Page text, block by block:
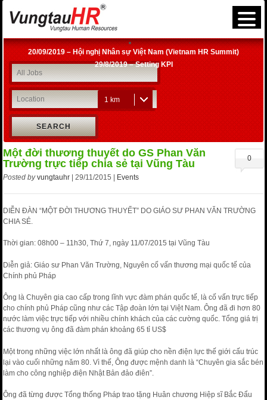
20/09/2019 – Hội nghị Nhân sự Việt Nam (Vietnam HR Summit)
29/8/2019 – Setting KPI
28/06/2019 – Hội thảo “Coaching for Development” – VungtauHR
Chương trình “Thế hệ tiếp nối – GenNext” mùa hè 2019 tại Vũng Tàu
12/04/2019 – Chia sẻ an toàn và tham quan nhà máy BLUESCOPE
Petro1 – Petroleum Engineering For Other Disciplines (Vietnam-2019)
Khóa đào tạo nghiệp vụ đấu thầu qua mạng – 28 & 29/05/2022
27/12/2019 | Xử lý kỷ luật lao động và trách nhiệm vật chất | VNHR Vung
Tau
1 km
SEARCH
0
Một đời thương thuyết do GS Phan Văn
Trường trực tiếp chia sẻ tại Vũng Tàu
Posted by vungtauhr | 29/11/2015 | Events
DIỄN ĐÀN “MỘT ĐỜI THƯƠNG THUYẾT” DO GIÁO SƯ PHAN VĂN TRƯỜNG
CHIA SẺ.
Thời gian: 08h00 – 11h30, Thứ 7, ngày 11/07/2015 tại Vũng Tàu
Diễn giả: Giáo sư Phan Văn Trường, Nguyên cố vấn thương mại quốc tế của
Chính phủ Pháp
Ông là Chuyên gia cao cấp trong lĩnh vực đàm phán quốc tế, là cố vấn trực tiếp
cho chính phủ Pháp cũng như các Tập đoàn lớn tại Việt Nam. Ông đã đi hơn 80
nước làm việc trực tiếp với nhiều chính khách của các cường quốc. Tổng giá trị
các thương vụ ông đã đàm phán khoảng 65 tỉ US$
Một trong những việc lớn nhất là ông đã giúp cho nền điện lực thế giới cấu trúc
lại vào cuối những năm 80. Vì thế, Ông được mệnh danh là “Chuyên gia sắc bén
làm cho công nghiệp điện Nhật Bản đảo điên”.
Ông đã từng được Tổng thống Pháp trao tặng Huân chương Hiệp sĩ Bắc Đẩu